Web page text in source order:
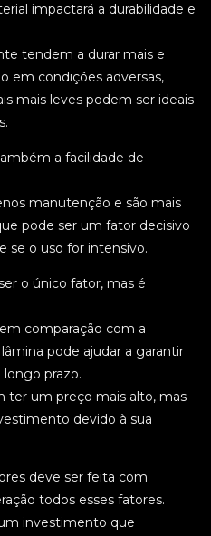
impactará a durabilidade e
tendem a durar mais e
em condições adversas,
mais leves podem ser ideais
a facilidade de
manutenção e são mais
pode ser um fator decisivo
se o uso for intensivo.
o único fator, mas é
comparação com a
pode ajudar a garantir
prazo.
ter um preço mais alto, mas
devido à sua
deve ser feita com
todos esses fatores.
investimento que